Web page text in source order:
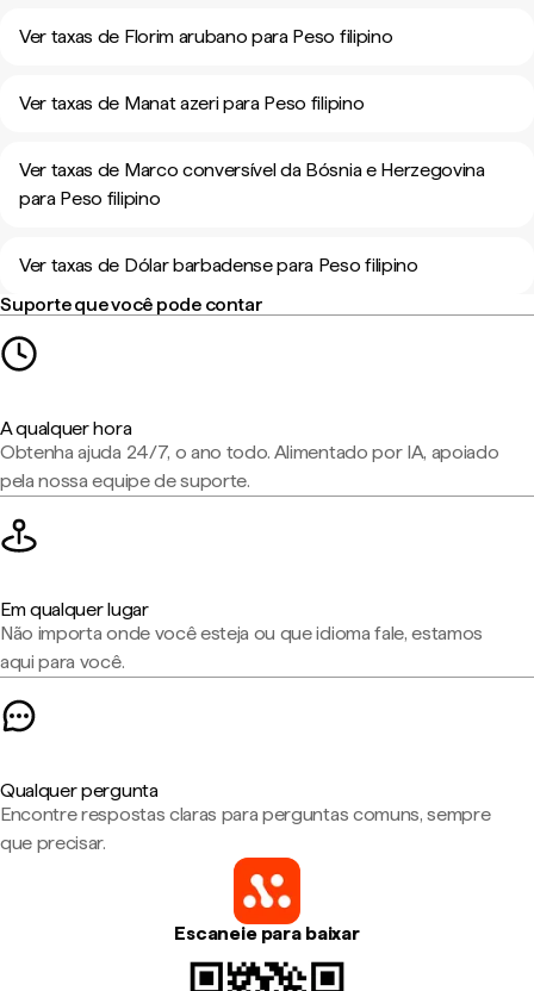
Ver taxas de Florim arubano para Peso filipino
Ver taxas de Manat azeri para Peso filipino
Ver taxas de Marco conversível da Bósnia e Herzegovina
para Peso filipino
Ver taxas de Dólar barbadense para Peso filipino
Suporte que você pode contar
A qualquer hora
Obtenha ajuda 24/7, o ano todo. Alimentado por IA, apoiado
pela nossa equipe de suporte.
Em qualquer lugar
Não importa onde você esteja ou que idioma fale, estamos
aqui para você.
Qualquer pergunta
Encontre respostas claras para perguntas comuns, sempre
que precisar.
Escaneie para baixar